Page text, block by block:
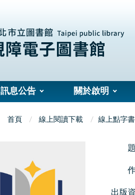
訊息公告 關於啟明
首頁 線上閱讀下載 線上點字書
出版